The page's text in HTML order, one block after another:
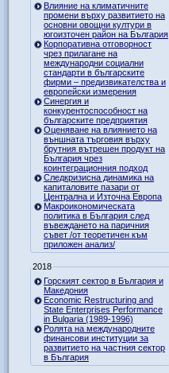
Влияние на климатичните
промени върху развитието на
основни овощни култури в
югоизточен район на България
Корпоративна отговорност
чрез прилагане на
международни социални
стандарти в българските
фирми – предизвикателства и
европейски измерения
Синергия и
конкурентоспособност на
българските предприятия
Оценяване на влиянието на
външната търговия върху
брутния вътрешен продукт на
България чрез
коинтеграционния подход
Следкризисна динамика на
капиталовите пазари от
Централна и Източна Европа
Макроикономическата
политика в България след
въвеждането на паричния
съвет /от теоретичен към
приложен анализ/
2018
Горският сектор в България и
Македония
Economic Restructuring and
State Enterprises Performance
in Bulgaria (1989-1996)
Ролята на международните
финансови институции за
развитието на частния сектор
в България